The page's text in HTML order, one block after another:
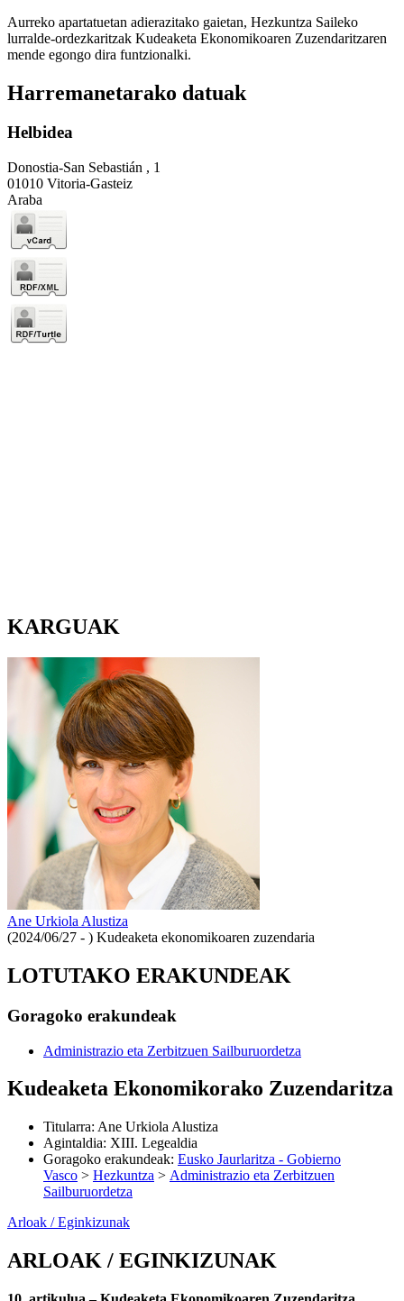
Aurreko apartatuetan adierazitako gaietan, Hezkuntza Saileko
lurralde-ordezkaritzak Kudeaketa Ekonomikoaren Zuzendaritzaren
mende egongo dira funtzionalki.
Harremanetarako datuak
Helbidea
Donostia-San Sebastián , 1
01010 Vitoria-Gasteiz
Araba
KARGUAK
Ane Urkiola Alustiza
(2024/06/27 - ) Kudeaketa ekonomikoaren zuzendaria
LOTUTAKO ERAKUNDEAK
Goragoko erakundeak
Administrazio eta Zerbitzuen Sailburuordetza
Kudeaketa Ekonomikorako Zuzendaritza
Titularra: Ane Urkiola Alustiza
Agintaldia: XIII. Legealdia
Goragoko erakundeak: Eusko Jaurlaritza - Gobierno
Vasco > Hezkuntza > Administrazio eta Zerbitzuen
Sailburuordetza
Arloak / Eginkizunak
ARLOAK / EGINKIZUNAK